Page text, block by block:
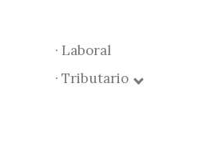
· Laboral
· Tributario